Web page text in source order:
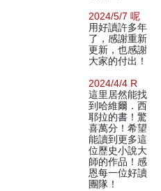
2024/5/7 呢
用好讀許多年
了，感謝重新
更新，也感謝
大家的付出！
2024/4/4 R
這里居然能找
到哈維爾．西
耶拉的書！驚
喜萬分！希望
能讀到更多這
位歷史小說大
師的作品！感
恩每一位好讀
團隊！